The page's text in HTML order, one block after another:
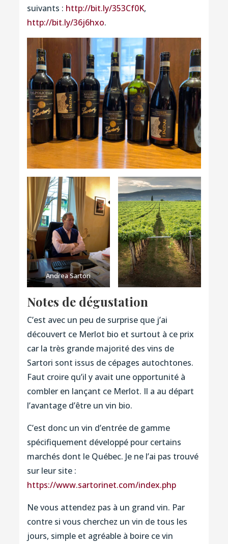
suivants : http://bit.ly/353Cf0K,
http://bit.ly/36j6hxo.
Andrea Sartori
Notes de dégustation
C’est avec un peu de surprise que j’ai
découvert ce Merlot bio et surtout à ce prix
car la très grande majorité des vins de
Sartori sont issus de cépages autochtones.
Faut croire qu’il y avait une opportunité à
combler en lançant ce Merlot. Il a au départ
l’avantage d’être un vin bio.
C’est donc un vin d’entrée de gamme
spécifiquement développé pour certains
marchés dont le Québec. Je ne l’ai pas trouvé
sur leur site :
https://www.sartorinet.com/index.php
Ne vous attendez pas à un grand vin. Par
contre si vous cherchez un vin de tous les
jours, simple et agréable à boire ce vin